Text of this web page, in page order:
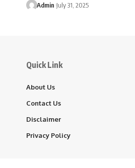
Admin July 31, 2025
Quick Link
About Us
Contact Us
Disclaimer
Privacy Policy